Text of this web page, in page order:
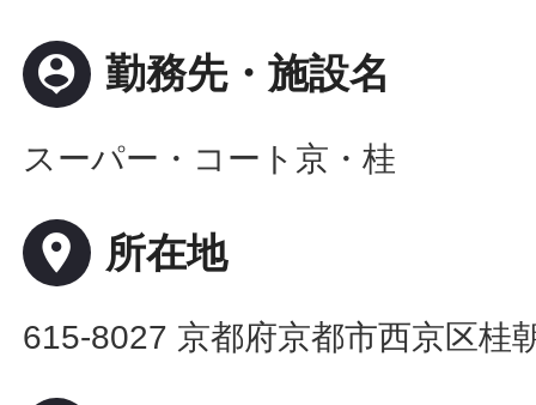
person_pin 勤務先・施設名
スーパー・コート京・桂
place 所在地
615-8027 京都府京都市西京区桂